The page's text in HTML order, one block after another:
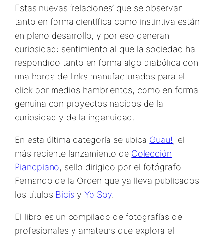
Estas nuevas ‘relaciones’ que se observan
tanto en forma científica como instintiva están
en pleno desarrollo, y por eso generan
curiosidad: sentimiento al que la sociedad ha
respondido tanto en forma algo diabólica con
una horda de links manufacturados para el
click por medios hambrientos, como en forma
genuina con proyectos nacidos de la
curiosidad y de la ingenuidad.
En esta última categoría se ubica Guau!, el
más reciente lanzamiento de Colección
Pianopiano, sello dirigido por el fotógrafo
Fernando de la Orden que ya lleva publicados
los títulos Bicis yYo Soy.
El libro es un compilado de fotografías de
profesionales y amateurs que explora el